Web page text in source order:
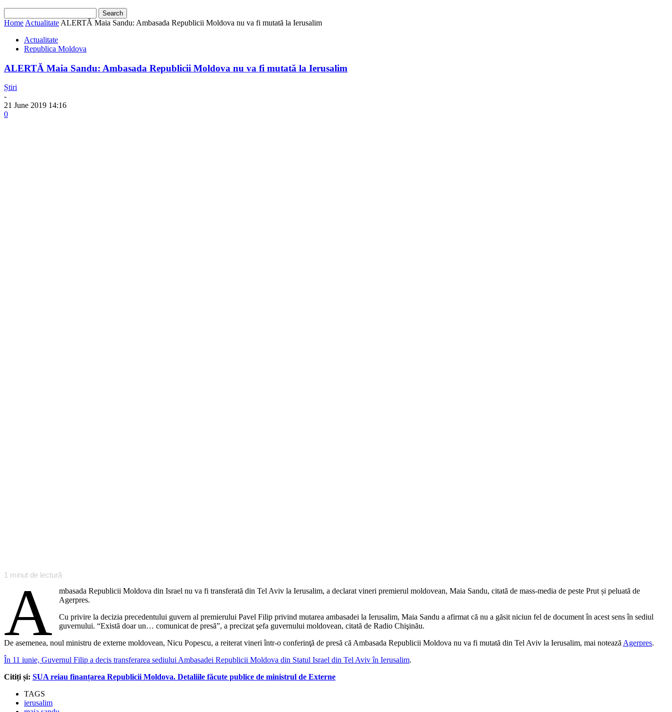
Home Actualitate ALERTĂ Maia Sandu: Ambasada Republicii Moldova nu va fi mutată la Ierusalim
Actualitate
Republica Moldova
ALERTĂ Maia Sandu: Ambasada Republicii Moldova nu va fi mutată la Ierusalim
Știri
-
21 June 2019 14:16
0
1 minut de lectură
A
mbasada Republicii Moldova din Israel nu va fi transferată din Tel Aviv la Ierusalim, a declarat vineri premierul moldovean, Maia Sandu, citată de mass-media de peste Prut și peluată de
Agerpres.
Cu privire la decizia precedentului guvern al premierului Pavel Filip privind mutarea ambasadei la Ierusalim, Maia Sandu a afirmat că nu a găsit niciun fel de document în acest sens în sediul
guvernului. “Există doar un… comunicat de presă”, a precizat şefa guvernului moldovean, citată de Radio Chişinău.
De asemenea, noul ministru de externe moldovean, Nicu Popescu, a reiterat vineri într-o conferinţă de presă că Ambasada Republicii Moldova nu va fi mutată din Tel Aviv la Ierusalim, mai notează Agerpres.
În 11 iunie, Guvernul Filip a decis transferarea sediului Ambasadei Republicii Moldova din Statul Israel din Tel Aviv în Ierusalim.
Citiți și: SUA reiau finanțarea Republicii Moldova. Detaliile făcute publice de ministrul de Externe
TAGS
ierusalim